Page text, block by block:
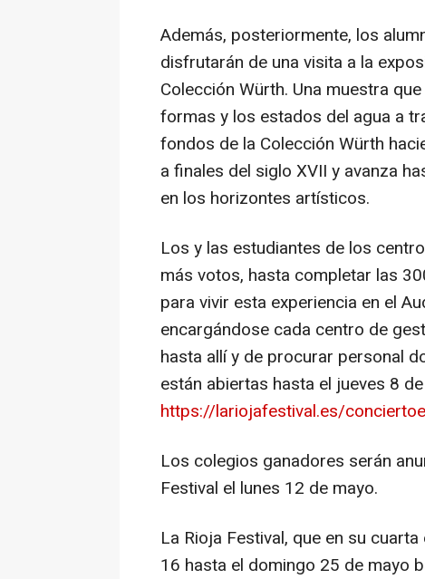
Además, posteriormente, los
disfrutarán de una visita a la
Colección Würth. Una muestra
formas y los estados del agua a
fondos de la Colección Würth
a finales del siglo XVII y avanza
en los horizontes artísticos.
Los y las estudiantes de los
más votos, hasta completar las
para vivir esta experiencia en el
encargándose cada centro de
hasta allí y de procurar personal
están abiertas hasta el jueves 8
https://lariojafestival.es/
Los colegios ganadores serán
Festival el lunes 12 de mayo.
La Rioja Festival, que en su
16 hasta el domingo 25 de mayo